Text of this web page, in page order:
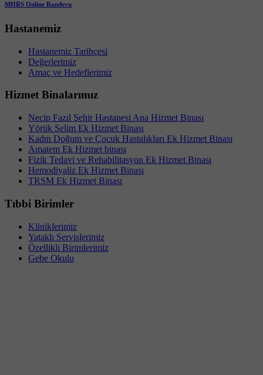
MHRS Online Randevu
Hastanemiz
Hastanemiz Tarihçesi
Değerlerimiz
Amaç ve Hedeflerimiz
Hizmet Binalarımız
Necip Fazıl Şehir Hastanesi Ana Hizmet Binası
Yörük Selim Ek Hizmet Binası
Kadın Doğum ve Çocuk Hastalıkları Ek Hizmet Binası
Amatem Ek Hizmet binası
Fizik Tedavi ve Rehabilitasyon Ek Hizmet Binası
Hemodiyaliz Ek Hizmet Binası
TRSM Ek Hizmet Binası
Tıbbi Birimler
Kliniklerimiz
Yataklı Servislerimiz
Özellikli Birimlerimiz
Gebe Okulu